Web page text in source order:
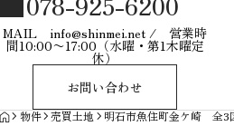
MAIL info@shinmei.net / 営業時
間10:00〜17:00（水曜・第1木曜定
休）
お問い合わせ
HOME
物件 売買土地 明石市魚住町金ケ崎 全